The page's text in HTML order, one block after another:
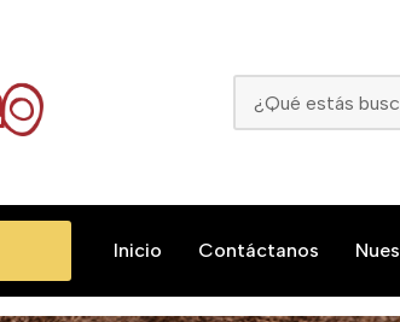
Inicio Contáctanos